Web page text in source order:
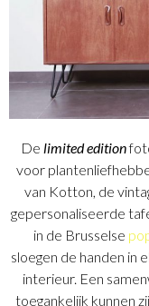
De limited edition
voor
van Kotton, de
gepersonaliseerde
in de Brusselse
sloegen de handen in
interieur. Een
toegankelijk kunnen